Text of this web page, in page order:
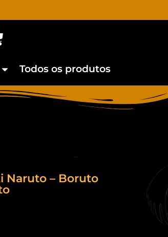
Todos os produtos
Naruto – Boruto